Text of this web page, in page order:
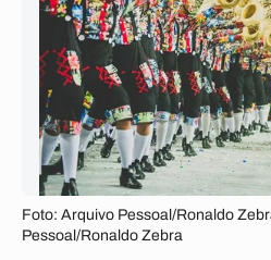
Foto: Arquivo Pessoal/Ronaldo
Pessoal/Ronaldo Zebra